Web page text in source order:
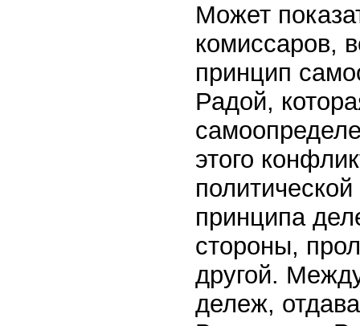
Может
комиссаров,
принцип
Радой,
этого
принципа
стороны,
другой.
дележ,